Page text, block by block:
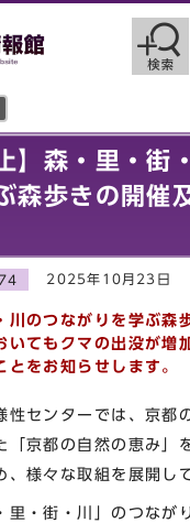
】森・里・街
森歩きの開催
2025年10月23日
のつながりを学ぶ森
いてもクマの出没が増
とをお知らせします。
性センターでは、京都
「京都の自然の恵み」
、様々な取組を展開し
里・街・川」のつなが